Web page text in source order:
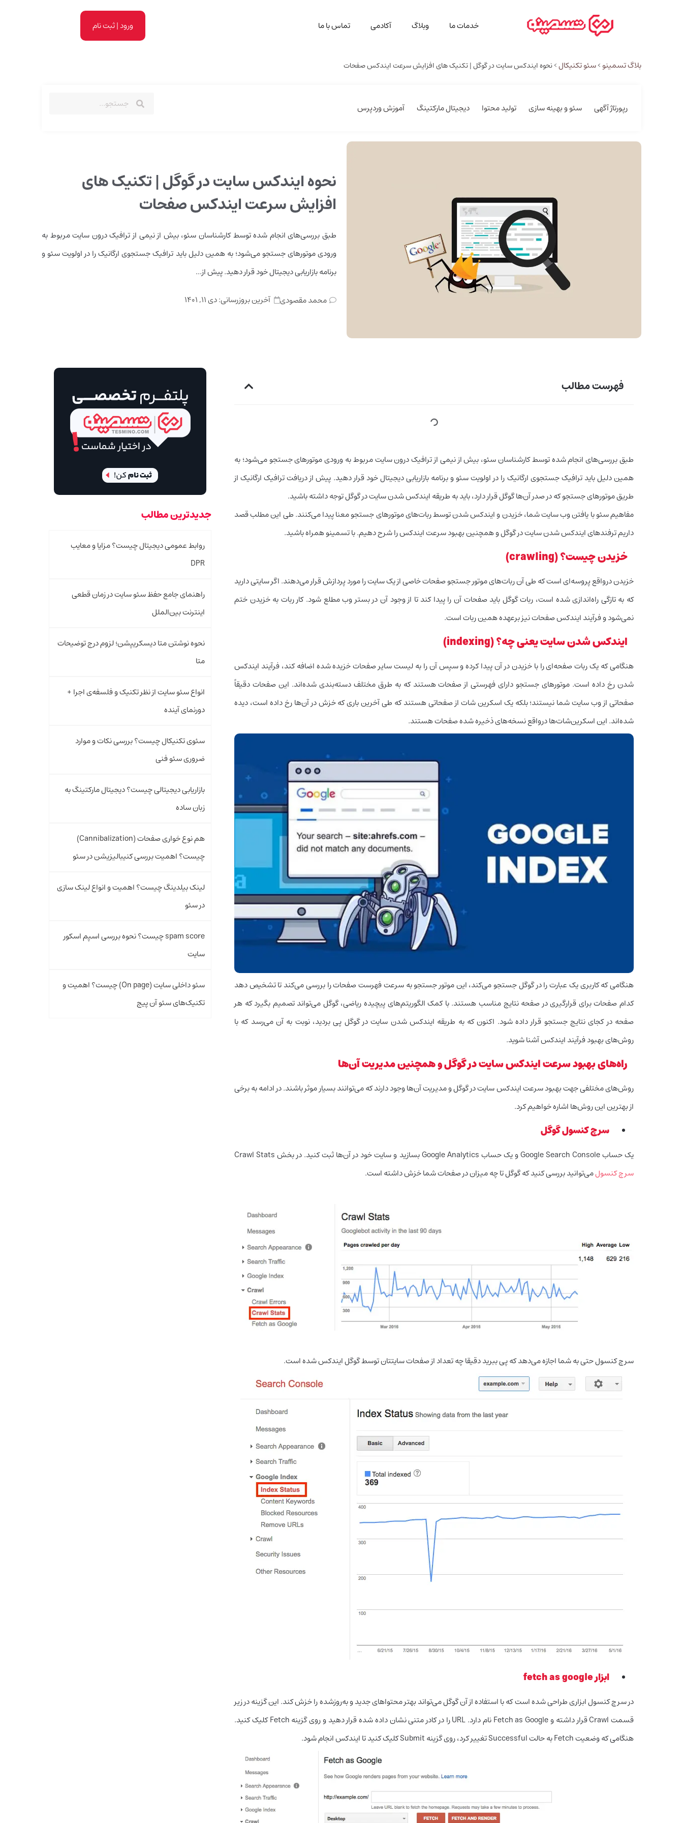
خدمات ما وبلاگ آکادمی تماس با ما ورود | ثبت نام
بلاگ تسمینو >سئو تکنیکال>نحوه ایندکس سایت در گوگل | تکنیک‌ های افزایش سرعت ایندکس صفحات
رپورتاژ آگهی سئو و بهینه سازی تولید محتوا دیجیتال مارکتینگ آموزش وردپرس
نحوه ایندکس سایت در گوگل | تکنیک‌ های
افزایش سرعت ایندکس صفحات
طبق بررسی‌‌های انجام شده توسط کارشناسان سئو، بیش از نیمی از ترافیک درون سایت مربوط به
ورودی موتورهای جستجو می‌شود؛ به همین دلیل باید ترافیک جستجوی ارگانیک را در اولویت سئو و
برنامه بازاریابی دیجیتال خود قرار دهید. پیش از...
محمد مقصودی آخرین بروزرسانی:دی ۱۱, ۱۴۰۱
فهرست مطالب
طبق بررسی‌‌های انجام شده توسط کارشناسان سئو، بیش از نیمی از ترافیک درون سایت مربوط به ورودی موتورهای جستجو می‌شود؛ به
همین دلیل باید ترافیک جستجوی ارگانیک را در اولویت سئو و برنامه بازاریابی دیجیتال خود قرار دهید. پیش از دریافت ترافیک ارگانیک از
طریق موتورهای جستجو که در صدر آن‌ها گوگل قرار دارد، باید به طریقه ایندکس شدن سایت در گوگل توجه داشته باشید.
مفاهیم سئو با یافتن وب سایت شما، خزیدن و ایندکس شدن توسط ربات‌های موتورهای جستجو معنا پیدا می‌کنند. طی این مطلب قصد
داریم ترفندهای ایندکس شدن سایت در گوگل و همچنین بهبود سرعت ایندکس را شرح دهیم. با تسمینو همراه باشید.
خزیدن چیست؟ (crawling)
خزیدن درواقع پروسه‌ای است که طی آن ربات‌های موتور جستجو صفحات خاصی از یک سایت را مورد پردازش قرار می‌دهند. اگر سایتی دارید
که به تازگی راه‌اندازی شده است، ربات گوگل باید صفحات آن را پیدا کند تا از وجود آن در بستر وب مطلع شود. کار ربات به خزیدن ختم
نمی‌شود و فرآیند ایندکس صفحات نیز برعهده همین ربات است.
ایندکس شدن سایت یعنی چه؟ (indexing)
هنگامی که یک ربات صفحه‌ای را با خزیدن در آن پیدا کرده و سپس آن را به لیست سایر صفحات خزیده شده اضافه کند، فرآیند ایندکس
شدن رخ داده است. موتورهای جستجو دارای فهرستی از صفحات هستند که به طرق مختلف دسته‌بندی شده‌اند. این صفحات دقیقاً
صفحاتی از وب سایت شما نیستند؛ بلکه یک اسکرین شات از صفحاتی هستند که طی آخرین باری که خزش در آن‌ها رخ داده است، دیده
شده‌اند. این اسکرین‌شات‌ها درواقع نسخه‌های ذخیره شده صفحات هستند.
هنگامی که کاربری یک عبارت را در گوگل جستجو می‌کند، این موتور جستجو به سرعت فهرست صفحات را بررسی می‌کند تا تشخیص دهد
کدام صفحات برای قرارگیری در صفحه نتایج مناسب هستند. با کمک الگوریتم‌های پیچیده ریاضی، گوگل می‌تواند تصمیم بگیرد که هر
صفحه در کجای نتایج جستجو قرار داده شود. اکنون که به طریقه ایندکس شدن سایت در گوگل پی بردید، نوبت به آن می‌رسد که با
روش‌های بهبود فرآیند ایندکس آشنا شوید.
راه‌های بهبود سرعت ایندکس سایت در گوگل و همچنین مدیریت آن‌ها
روش‌های مختلفی جهت بهبود سرعت ایندکس سایت در گوگل و مدیریت آن‌ها وجود دارند که می‌توانند بسیار موثر باشند. در ادامه به برخی
از بهترین این روش‌ها اشاره خواهیم کرد.
سرچ کنسول گوگل
یک حساب Google Search Console و یک حساب Google Analytics بسازید و سایت خود در آن‌ها ثبت کنید. در بخش Crawl Stats
سرچ کنسولمی‌توانید بررسی کنید که گوگل تا چه میزان در صفحات شما خزش داشته است.
سرچ کنسول حتی به شما اجازه می‌دهد که پی ببرید دقیقا چه تعداد از صفحات سایتتان توسط گوگل ایندکس شده است.
ابزار fetch as google
در سرچ کنسول ابزاری طراحی شده است که با استفاده از آن گوگل می‌تواند بهتر محتواهای جدید و به‌روزشده را خزش کند. این گزینه در زیر
قسمت Crawl قرار داشته و Fetch as Google نام دارد. URL را در کادر متنی نشان داده شده قرار دهید و روی گزینه Fetch کلیک کنید.
هنگامی که وضعیت Fetch به حالت Successful تغییر کرد، روی گزینه Submit کلیک کنید تا ایندکس انجام شود.
جدیدترین مطالب
روابط عمومی دیجیتال چیست؟ مزایا و معایب
DPR
راهنمای جامع حفظ سئو سایت در زمان قطعی
اینترنت بین‌الملل
نحوه نوشتن متا دیسکریپشن؛ لزوم درج توضیحات
متا
انواع سئو سایت از نظر تکنیک و فلسفه‌ی اجرا +
دورنمای آینده
سئوی تکنیکال چیست؟ بررسی نکات و موارد
ضروری سئو فنی
بازاریابی دیجیتالی چیست؟ دیجیتال مارکتینگ به
زبان ساده
هم‌ نوع‌ خواری صفحات (Cannibalization)
چیست؟ اهمیت بررسی کنیبالیزیشن در سئو
لینک بیلدینگ چیست؟ اهمیت و انواع لینک سازی
در سئو
spam score چیست؟ نحوه بررسی اسپم اسکور
سایت
سئو داخلی سایت (On page) چیست؟ اهمیت و
تکنیک‌های سئو آن پیج